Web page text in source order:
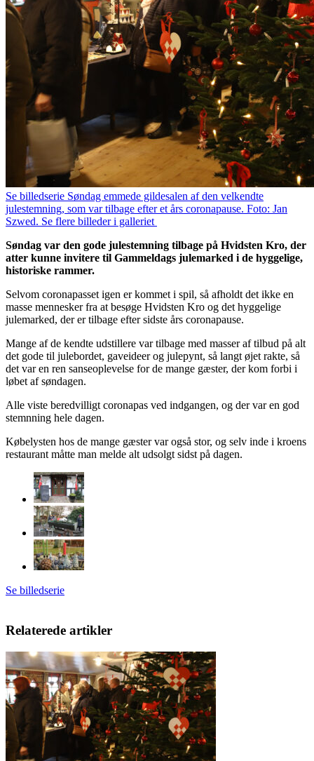
Se billedserie Søndag emmede gildesalen af den velkendte
julestemning, som var tilbage efter et års coronapause. Foto: Jan
Szwed. Se flere billeder i galleriet
Søndag var den gode julestemning tilbage på Hvidsten Kro, der
atter kunne invitere til Gammeldags julemarked i de hyggelige,
historiske rammer.
Selvom coronapasset igen er kommet i spil, så afholdt det ikke en
masse mennesker fra at besøge Hvidsten Kro og det hyggelige
julemarked, der er tilbage efter sidste års coronapause.
Mange af de kendte udstillere var tilbage med masser af tilbud på alt
det gode til julebordet, gaveideer og julepynt, så langt øjet rakte, så
det var en ren sanseoplevelse for de mange gæster, der kom forbi i
løbet af søndagen.
Alle viste beredvilligt coronapas ved indgangen, og der var en god
stemnning hele dagen.
Købelysten hos de mange gæster var også stor, og selv inde i kroens
restaurant måtte man melde alt udsolgt sidst på dagen.
Se billedserie
Relaterede artikler